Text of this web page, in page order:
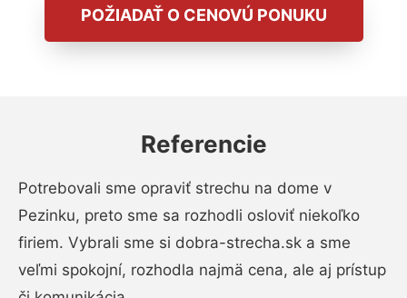
POŽIADAŤ O CENOVÚ PONUKU
Referencie
Potrebovali sme opraviť strechu na dome v
Pezinku, preto sme sa rozhodli osloviť niekoľko
firiem. Vybrali sme si dobra-strecha.sk a sme
veľmi spokojní, rozhodla najmä cena, ale aj prístup